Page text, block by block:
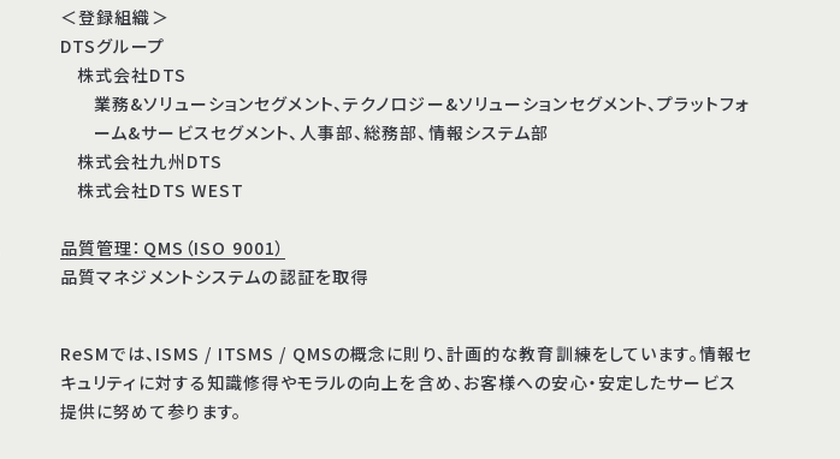
＜登録組織＞
DTSグループ
株式会社DTS
業務&ソリューションセグメント、テクノロジー&ソリューションセグメント、プラットフォ
ーム&サービスセグメント、人事部、総務部、情報システム部
株式会社九州DTS
株式会社DTS WEST
品質管理：QMS（ISO 9001）
品質マネジメントシステムの認証を取得
ReSMでは、ISMS / ITSMS / QMSの概念に則り、計画的な教育訓練をしています。情報セ
キュリティに対する知識修得やモラルの向上を含め、お客様への安心・安定したサービス
提供に努めて参ります。